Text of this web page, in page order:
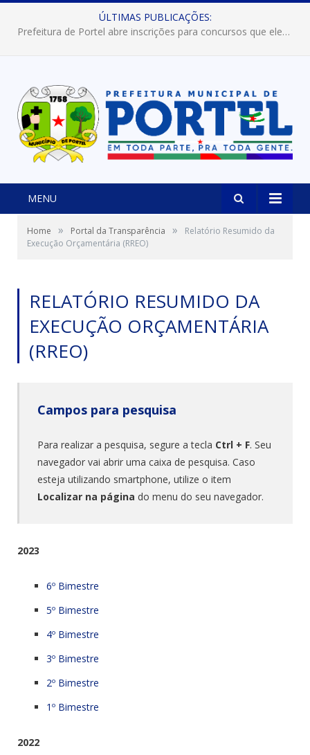
ÚLTIMAS PUBLICAÇÕES:
Prefeitura de Portel abre inscrições para concursos que elegerão os destaques do Verão 2026
MENU
Home » Portal da Transparência »
Relatório Resumido da
Execução Orçamentária (RREO)
RELATÓRIO RESUMIDO DA
EXECUÇÃO ORÇAMENTÁRIA
(RREO)
Campos para pesquisa
Para realizar a pesquisa, segure a tecla Ctrl + F. Seu
navegador vai abrir uma caixa de pesquisa. Caso
esteja utilizando smartphone, utilize o item
Localizar na página do menu do seu navegador.
2023
6º Bimestre
5º Bimestre
4º Bimestre
3º Bimestre
2º Bimestre
1º Bimestre
2022